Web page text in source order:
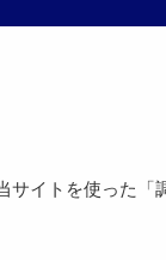
サイトを使った「